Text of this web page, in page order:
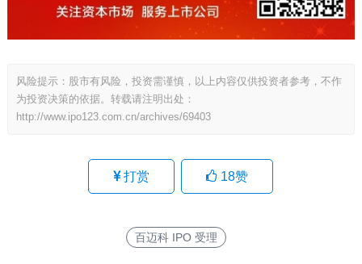
风险提示：股市有风险，投资需谨慎，以上内容仅供投资者参考，不作
为投资决策的依据。转载请注明出处：
http://www.ipo123.com.cn/archives/69403
打赏 18赞
百迈科 IPO 受理